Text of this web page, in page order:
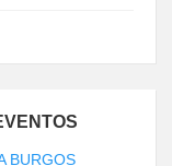
BURGOS